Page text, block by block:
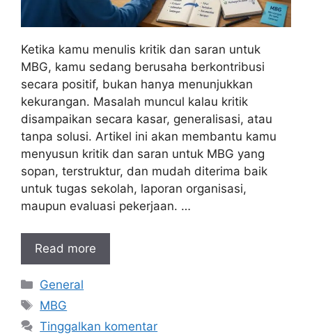
Ketika kamu menulis kritik dan saran untuk
MBG, kamu sedang berusaha berkontribusi
secara positif, bukan hanya menunjukkan
kekurangan. Masalah muncul kalau kritik
disampaikan secara kasar, generalisasi, atau
tanpa solusi. Artikel ini akan membantu kamu
menyusun kritik dan saran untuk MBG yang
sopan, terstruktur, dan mudah diterima baik
untuk tugas sekolah, laporan organisasi,
maupun evaluasi pekerjaan. …
Read more
Kategori
General
Tag
MBG
Tinggalkan komentar